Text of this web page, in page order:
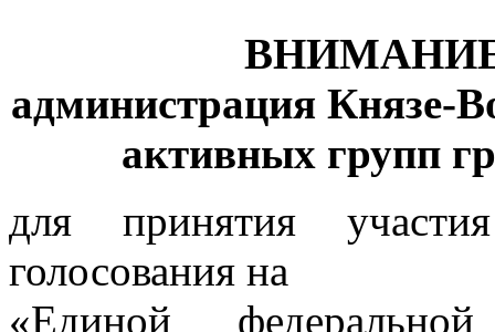
администрация Князе-
активных групп
для принятия
голосования на
«Единой